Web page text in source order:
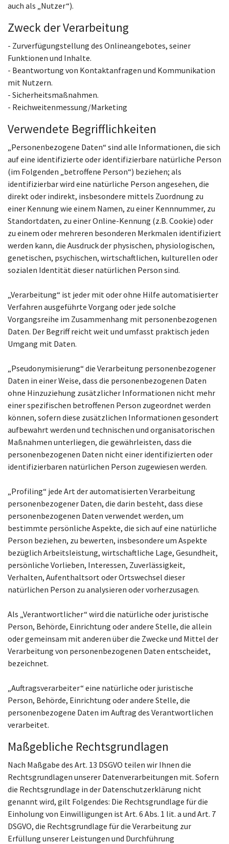
auch als „Nutzer“).
Zweck der Verarbeitung
- Zurverfügungstellung des Onlineangebotes, seiner
Funktionen und Inhalte.
- Beantwortung von Kontaktanfragen und Kommunikation
mit Nutzern.
- Sicherheitsmaßnahmen.
- Reichweitenmessung/Marketing
Verwendete Begrifflichkeiten
„Personenbezogene Daten“ sind alle Informationen, die sich
auf eine identifizierte oder identifizierbare natürliche Person
(im Folgenden „betroffene Person“) beziehen; als
identifizierbar wird eine natürliche Person angesehen, die
direkt oder indirekt, insbesondere mittels Zuordnung zu
einer Kennung wie einem Namen, zu einer Kennnummer, zu
Standortdaten, zu einer Online-Kennung (z.B. Cookie) oder
zu einem oder mehreren besonderen Merkmalen identifiziert
werden kann, die Ausdruck der physischen, physiologischen,
genetischen, psychischen, wirtschaftlichen, kulturellen oder
sozialen Identität dieser natürlichen Person sind.
„Verarbeitung“ ist jeder mit oder ohne Hilfe automatisierter
Verfahren ausgeführte Vorgang oder jede solche
Vorgangsreihe im Zusammenhang mit personenbezogenen
Daten. Der Begriff reicht weit und umfasst praktisch jeden
Umgang mit Daten.
„Pseudonymisierung“ die Verarbeitung personenbezogener
Daten in einer Weise, dass die personenbezogenen Daten
ohne Hinzuziehung zusätzlicher Informationen nicht mehr
einer spezifischen betroffenen Person zugeordnet werden
können, sofern diese zusätzlichen Informationen gesondert
aufbewahrt werden und technischen und organisatorischen
Maßnahmen unterliegen, die gewährleisten, dass die
personenbezogenen Daten nicht einer identifizierten oder
identifizierbaren natürlichen Person zugewiesen werden.
„Profiling“ jede Art der automatisierten Verarbeitung
personenbezogener Daten, die darin besteht, dass diese
personenbezogenen Daten verwendet werden, um
bestimmte persönliche Aspekte, die sich auf eine natürliche
Person beziehen, zu bewerten, insbesondere um Aspekte
bezüglich Arbeitsleistung, wirtschaftliche Lage, Gesundheit,
persönliche Vorlieben, Interessen, Zuverlässigkeit,
Verhalten, Aufenthaltsort oder Ortswechsel dieser
natürlichen Person zu analysieren oder vorherzusagen.
Als „Verantwortlicher“ wird die natürliche oder juristische
Person, Behörde, Einrichtung oder andere Stelle, die allein
oder gemeinsam mit anderen über die Zwecke und Mittel der
Verarbeitung von personenbezogenen Daten entscheidet,
bezeichnet.
„Auftragsverarbeiter“ eine natürliche oder juristische
Person, Behörde, Einrichtung oder andere Stelle, die
personenbezogene Daten im Auftrag des Verantwortlichen
verarbeitet.
Maßgebliche Rechtsgrundlagen
Nach Maßgabe des Art. 13 DSGVO teilen wir Ihnen die
Rechtsgrundlagen unserer Datenverarbeitungen mit. Sofern
die Rechtsgrundlage in der Datenschutzerklärung nicht
genannt wird, gilt Folgendes: Die Rechtsgrundlage für die
Einholung von Einwilligungen ist Art. 6 Abs. 1 lit. a und Art. 7
DSGVO, die Rechtsgrundlage für die Verarbeitung zur
Erfüllung unserer Leistungen und Durchführung